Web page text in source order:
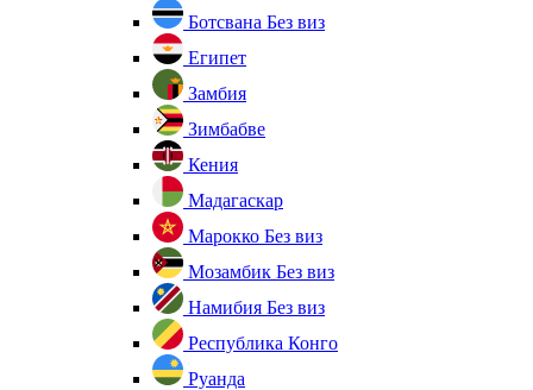
Ботсвана Без виз
Египет
Замбия
Зимбабве
Кения
Мадагаскар
Марокко Без виз
Мозамбик Без виз
Намибия Без виз
Республика Конго
Руанда